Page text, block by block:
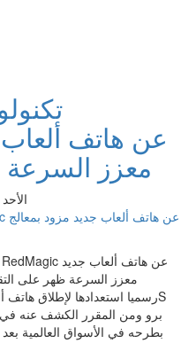
مزود بمعالج SoC معزز السرعة
الأحد 10 مايو 2026 09:47 مساءً
بطرحه في الأسواق العالمية